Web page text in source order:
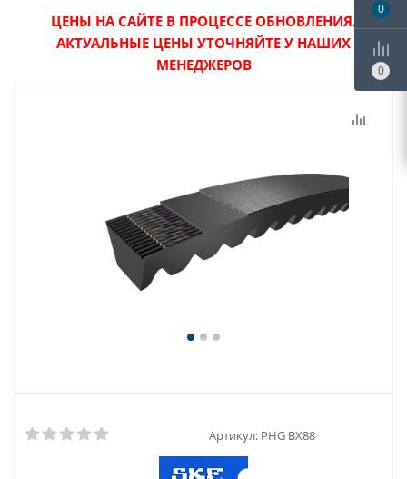
ЦЕНЫ НА САЙТЕ В ПРОЦЕССЕ ОБНОВЛЕНИЯ.
АКТУАЛЬНЫЕ ЦЕНЫ УТОЧНЯЙТЕ У НАШИХ
МЕНЕДЖЕРОВ
Артикул: PHG BX88
0
0